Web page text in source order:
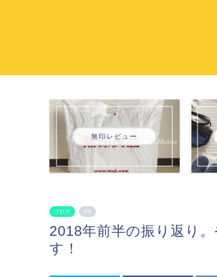
無印レビュー
ブログ PR
2018年前半の振り返り
す！